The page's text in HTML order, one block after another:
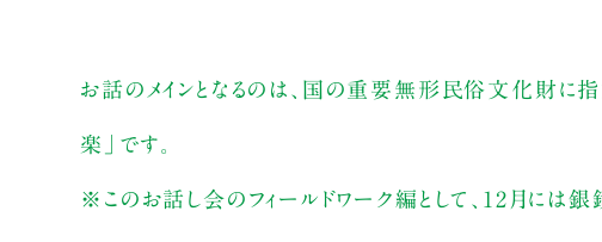
お話のメインとなるのは、国の重要無形民俗文化財に
楽」です。
※このお話し会のフィールドワーク編として、12月には